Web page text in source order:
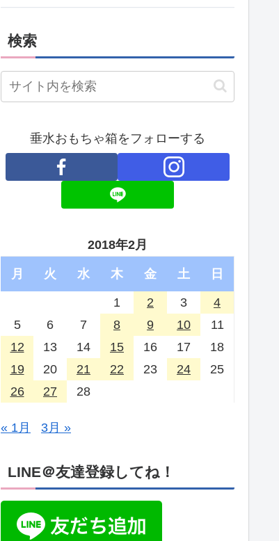
検索
垂水おもちゃ箱をフォローする
2018年2月
月 火 水 木 金 土 日
1 2 3
4
5
6 7 8 9 10
11
12
13 14 15 16 17
18
19
20 21 22 23 24
25
26
27 28
« 1月 3月 »
LINE＠友達登録してね！